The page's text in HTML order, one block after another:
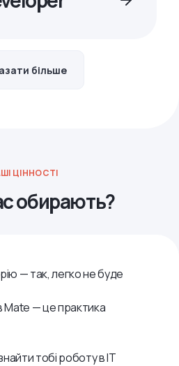
більше
ЦІННОСТІ
обирають?
— так, легко не буде
Mate — це практика
тобі роботу в ІТ